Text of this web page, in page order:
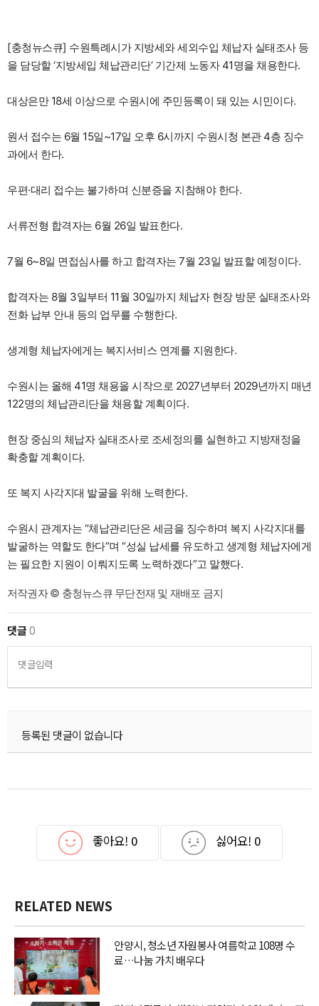
[충청뉴스큐] 수원특례시가 지방세와 세외수입 체납자 실태조사 등
을 담당할 ‘지방세입 체납관리단’ 기간제 노동자 41명을 채용한다.
대상은만 18세 이상으로 수원시에 주민등록이 돼 있는 시민이다.
원서 접수는 6월 15일~17일 오후 6시까지 수원시청 본관 4층 징수
과에서 한다.
우편·대리 접수는 불가하며 신분증을 지참해야 한다.
서류전형 합격자는 6월 26일 발표한다.
7월 6~8일 면접심사를 하고 합격자는 7월 23일 발표할 예정이다.
합격자는 8월 3일부터 11월 30일까지 체납자 현장 방문 실태조사와
전화 납부 안내 등의 업무를 수행한다.
생계형 체납자에게는 복지서비스 연계를 지원한다.
수원시는 올해 41명 채용을 시작으로 2027년부터 2029년까지 매년
122명의 체납관리단을 채용할 계획이다.
현장 중심의 체납자 실태조사로 조세정의를 실현하고 지방재정을
확충할 계획이다.
또 복지 사각지대 발굴을 위해 노력한다.
수원시 관계자는 “체납관리단은 세금을 징수하며 복지 사각지대를
발굴하는 역할도 한다”며 “성실 납세를 유도하고 생계형 체납자에게
는 필요한 지원이 이뤄지도록 노력하겠다”고 말했다.
저작권자 © 충청뉴스큐 무단전재 및 재배포 금지
댓글0
댓글입력
등록된 댓글이 없습니다
좋아요! 0 싫어요! 0
RELATED NEWS
안양시, 청소년 자원봉사 여름학교 108명 수
료…나눔 가치 배우다